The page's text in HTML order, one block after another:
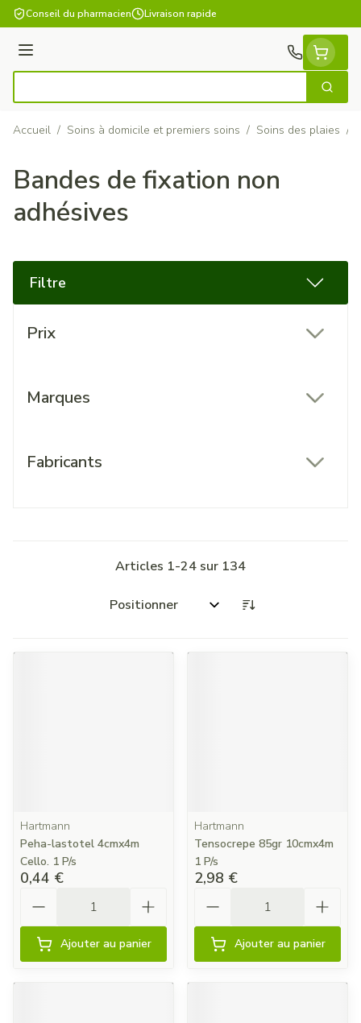
Aller au contenu
Conseil du pharmacien Livraison rapide
Menu
Accueil / Soins à domicile et premiers soins / Soins des plaies /
Bandes de fixation non
adhésives
Filtre
Prix
Marques
Fabricants
Articles 1-24 sur 134
Trier par:
Hartmann
Peha-lastotel 4cmx4m
Cello. 1 P/s
0,44 €
Ajouter au panier
Hartmann
Tensocrepe 85gr 10cmx4m
1 P/s
2,98 €
Ajouter au panier